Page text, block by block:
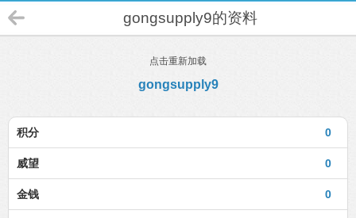
gongsupply9的资料
点击重新加载
gongsupply9
0
积分
0
威望
0
金钱